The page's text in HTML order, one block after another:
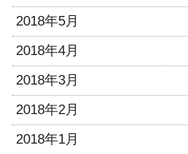
2018年5月
2018年4月
2018年3月
2018年2月
2018年1月